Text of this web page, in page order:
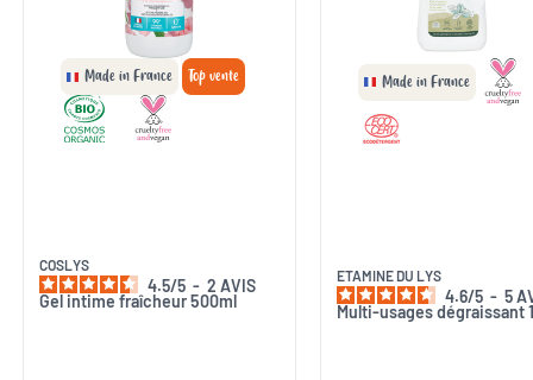
Made in France Top vente
COSLYS
4.5/5 - 2 AVIS
Gel intime fraîcheur 500ml
Made in France
ETAMINE DU LYS
4.6/5 - 5
Multi-usages dégraissant